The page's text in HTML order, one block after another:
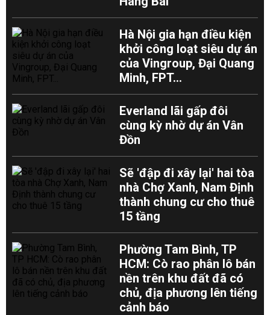
Hà Nội gia hạn điều kiện
khởi công loạt siêu dự án
của Vingroup, Đại Quang
Minh, FPT...
Everland lãi gấp đôi
cùng kỳ nhờ dự án Vân
Đồn
Sẽ 'đập đi xây lại' hai tòa
nhà Chợ Xanh, Nam Định
thành chung cư cho thuê
15 tầng
Phường Tam Bình, TP
HCM: Cò rao phân lô bán
nền trên khu đất đã có
chủ, địa phương lên tiếng
cảnh báo